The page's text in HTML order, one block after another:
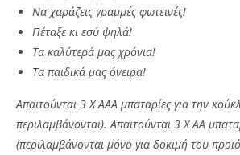
Να χαράζεις γραμμές φωτεινές!
Πέταξε κι εσύ ψηλά!
Τα καλύτερά μας χρόνια!
Τα παιδικά μας όνειρα!
Απαιτούνται 3 Χ ΑΑΑ μπαταρίες για την
περιλαμβάνονται). Απαιτούνται 3 Χ ΑΑ
(περιλαμβάνονται μόνο για δοκιμή του